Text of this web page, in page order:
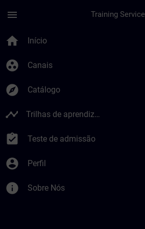
menu
home Início
group_work Canais
explore Catálogo
timeline Trilhas de aprendizagem
assignment_turned_in Teste de admissão
account_circle Perfil
info Sobre Nós